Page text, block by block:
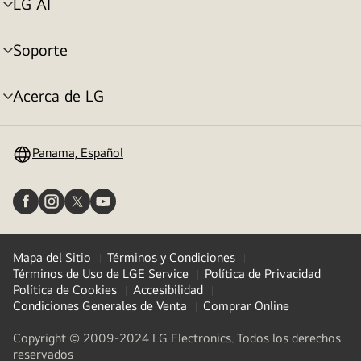
Alternar
menú
Soporte
Alternar
menú
Acerca de LG
Alternar
Panama, Español
Mapa del Sitio
Términos y Condiciones
Términos de Uso de LGE Service
Política de Privacidad
Política de Cookies
Accesibilidad
Condiciones Generales de Venta
Comprar Online
Copyright © 2009-2024 LG Electronics. Todos los derechos
reservados